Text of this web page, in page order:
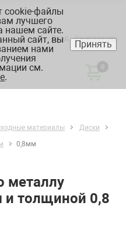
Вход Регистрация
0
материалы
Диски
0,8мм
металлу
толщиной 0,8
cookie-файлы
лучшего
нашем сайте.
сайт, вы
нами
см.
.
Принять